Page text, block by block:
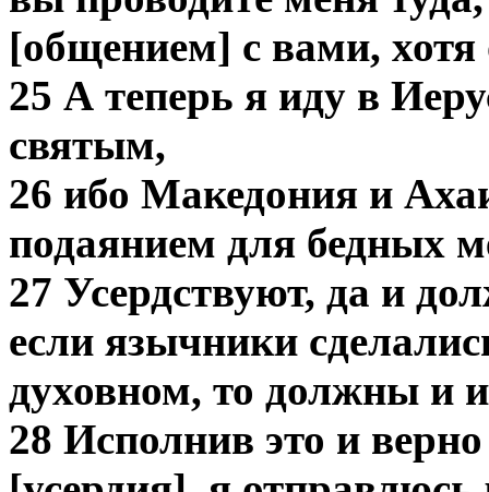
[общением] с вами, хотя
25 А теперь я иду в
святым,
26 ибо Македония и
подаянием для бедных
27 Усердствуют, да и
если язычники
духовном, то должны и
28 Исполнив это и